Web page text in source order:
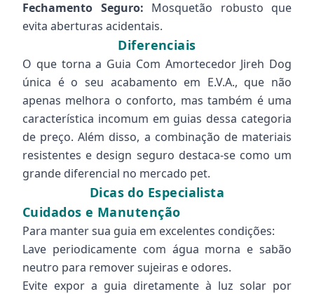
Fechamento Seguro: Mosquetão robusto que
evita aberturas acidentais.
Diferenciais
O que torna a Guia Com Amortecedor Jireh Dog
única é o seu acabamento em E.V.A., que não
apenas melhora o conforto, mas também é uma
característica incomum em guias dessa categoria
de preço. Além disso, a combinação de materiais
resistentes e design seguro destaca-se como um
grande diferencial no mercado pet.
Dicas do Especialista
Cuidados e Manutenção
Para manter sua guia em excelentes condições:
Lave periodicamente com água morna e sabão
neutro para remover sujeiras e odores.
Evite expor a guia diretamente à luz solar por